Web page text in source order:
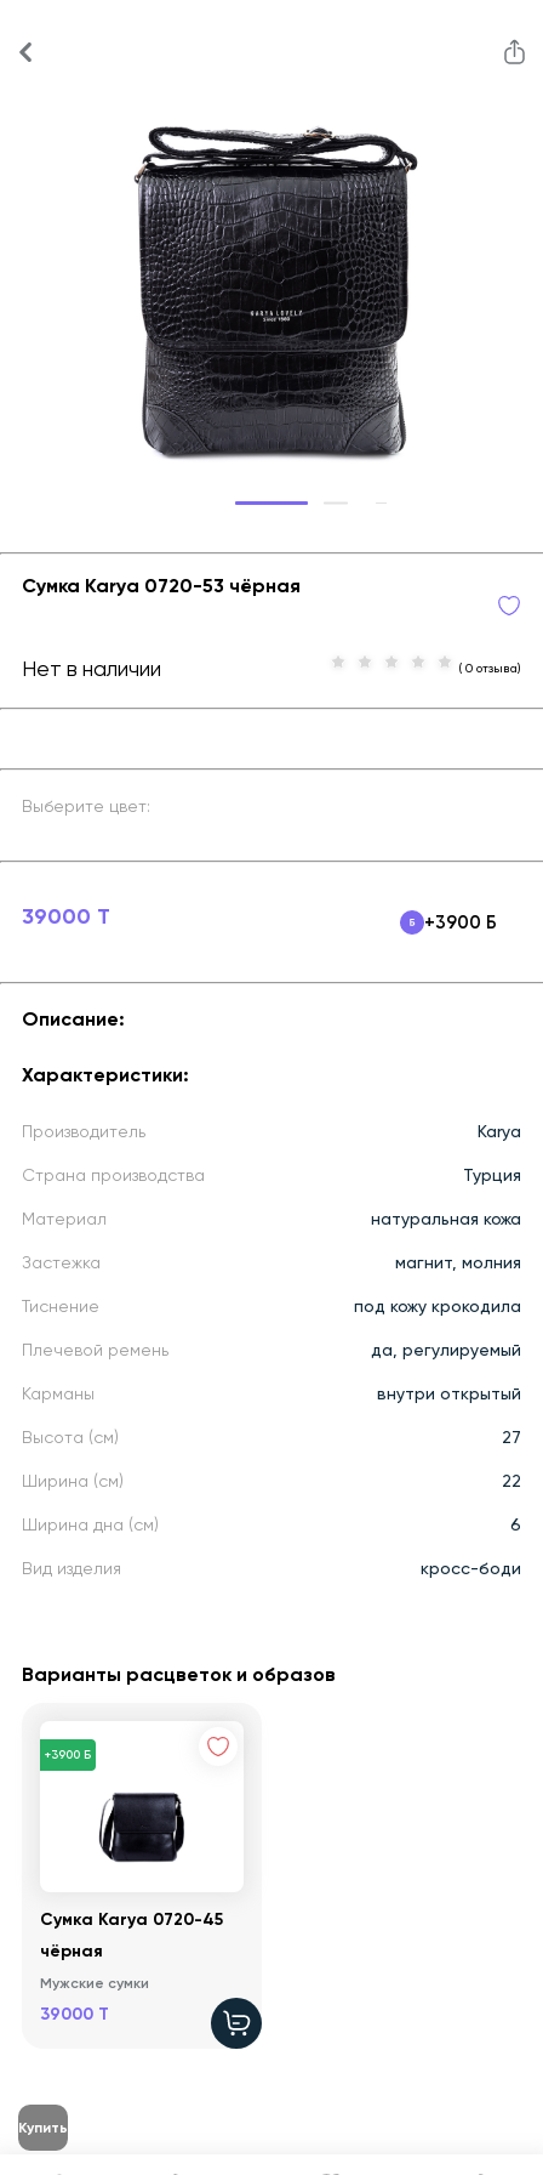
Сумка Karya 0720-53 чёрная
Нет в наличии ( 0 отзыва)
Выберите цвет:
39000 T +3900 Б
Описание:
Характеристики:
Производитель Karya
Страна производства Турция
Материал натуральная кожа
Застежка магнит, молния
Тиснение под кожу крокодила
Плечевой ремень да, регулируемый
Карманы внутри открытый
Высота (см) 27
Ширина (см) 22
Ширина дна (см) 6
Вид изделия кросс-боди
Купить
Варианты расцветок и образов
+3900 Б
Сумка Karya 0720-45
чёрная
Мужские сумки
39000 T